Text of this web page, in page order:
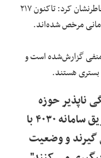
سرپرست دانشگاه علوم پزشکی خراسان شمالی خاطرنشان کرد: تاکنون ۲۱۷
مرخص شده‌اند.
نیز منفی گزارش‌شده است و
ناپذیر حوزه
بهداشت، از طریق سامانه ۴۰۳۰ با
و وضعیت